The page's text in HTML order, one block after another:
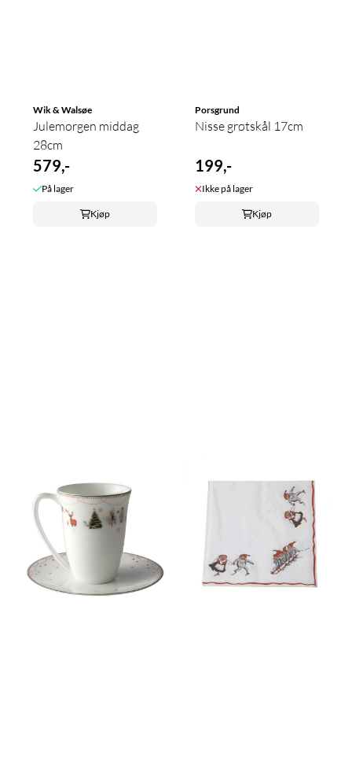
Wik & Walsøe
Julemorgen middag
28cm
579,-
På lager
Kjøp
Porsgrund
Nisse grøtskål 17cm
199,-
Ikke på lager
Kjøp